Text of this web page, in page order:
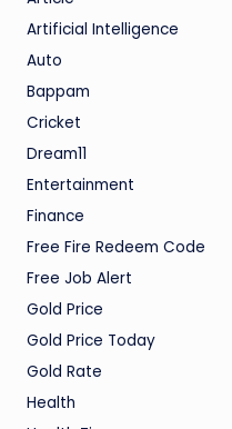
Artificial Intelligence
Auto
Bappam
Cricket
Dream11
Entertainment
Finance
Free Fire Redeem Code
Free Job Alert
Gold Price
Gold Price Today
Gold Rate
Health